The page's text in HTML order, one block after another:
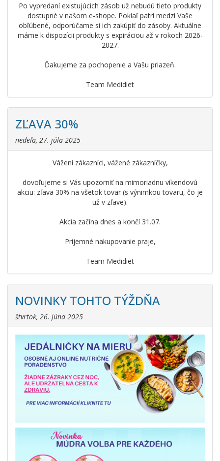
Po vypredaní existujúcich zásob už nebudú tieto produkty
dostupné v našom e-shope. Pokiaľ patrí medzi Vaše
obľúbené, odporúčame si ich zakúpiť do zásoby. Aktuálne
máme k dispozícii produkty s expiráciou až v rokoch 2026-
2027.
Ďakujeme za pochopenie a Vašu priazeň.
Team Medidiet
ZĽAVA 30%
nedeľa, 27. júla 2025
Vážení zákazníci, vážené zákazníčky,
dovoľujeme si Vás upozorniť na mimoriadnu víkendovú
akciu: zľava 30% na všetok tovar (s výnimkou tovaru, čo je
už v zľave).
Akcia začína dnes a končí 31.07.
Príjemné nakupovanie praje,
Team Medidiet
NOVINKY TOHTO TÝŽDŇA
štvrtok, 26. júna 2025